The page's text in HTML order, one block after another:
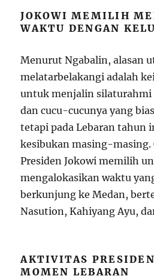
JOKOWI MEMILIH
WAKTU DENGAN
Menurut Ngabalin, alasan
melatarbelakangi adalah
untuk menjalin silaturahmi
dan cucu-cucunya yang
tetapi pada Lebaran tahun
kesibukan masing-masing.
Presiden Jokowi memilih
mengalokasikan waktu
berkunjung ke Medan,
Nasution, Kahiyang Ayu,
AKTIVITAS
MOMEN LEBARAN